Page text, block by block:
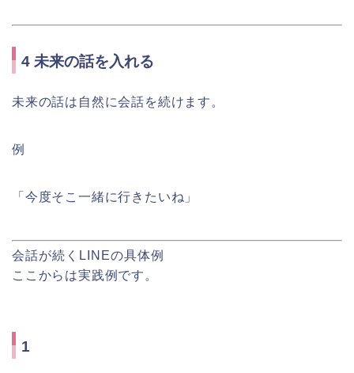
4 未来の話を入れる
未来の話は自然に会話を続けます。
例
「今度そこ一緒に行きたいね」
会話が続くLINEの具体例
ここからは実践例です。
1